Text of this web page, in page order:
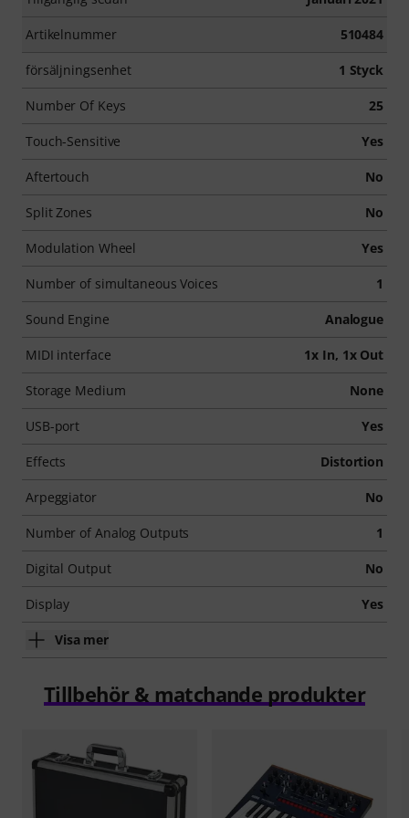
Artikelnummer 510484
försäljningsenhet 1 Styck
Number Of Keys 25
Touch-Sensitive Yes
Aftertouch No
Split Zones No
Modulation Wheel Yes
Number of simultaneous Voices 1
Sound Engine Analogue
MIDI interface 1x In, 1x Out
Storage Medium None
USB-port Yes
Effects Distortion
Arpeggiator No
Number of Analog Outputs 1
Digital Output No
Display Yes
Visa mer
Tillbehör & matchande produkter